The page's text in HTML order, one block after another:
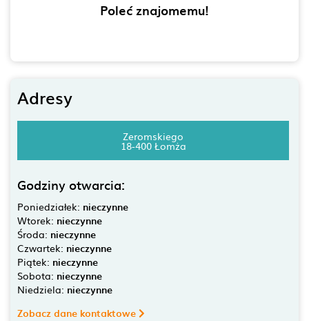
Poleć znajomemu!
Adresy
Zeromskiego
18-400 Łomża
Godziny otwarcia:
Poniedziałek: nieczynne
Wtorek: nieczynne
Środa: nieczynne
Czwartek: nieczynne
Piątek: nieczynne
Sobota: nieczynne
Niedziela: nieczynne
Zobacz dane kontaktowe